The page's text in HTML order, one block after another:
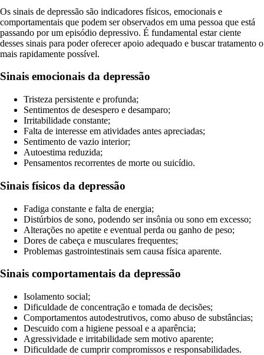
Os sinais de depressão são indicadores físicos, emocionais e
comportamentais que podem ser observados em uma pessoa que está
passando por um episódio depressivo. É fundamental estar ciente
desses sinais para poder oferecer apoio adequado e buscar tratamento o
mais rapidamente possível.
Sinais emocionais da depressão
Tristeza persistente e profunda;
Sentimentos de desespero e desamparo;
Irritabilidade constante;
Falta de interesse em atividades antes apreciadas;
Sentimento de vazio interior;
Autoestima reduzida;
Pensamentos recorrentes de morte ou suicídio.
Sinais físicos da depressão
Fadiga constante e falta de energia;
Distúrbios de sono, podendo ser insônia ou sono em excesso;
Alterações no apetite e eventual perda ou ganho de peso;
Dores de cabeça e musculares frequentes;
Problemas gastrointestinais sem causa física aparente.
Sinais comportamentais da depressão
Isolamento social;
Dificuldade de concentração e tomada de decisões;
Comportamentos autodestrutivos, como abuso de substâncias;
Descuido com a higiene pessoal e a aparência;
Agressividade e irritabilidade sem motivo aparente;
Dificuldade de cumprir compromissos e responsabilidades.